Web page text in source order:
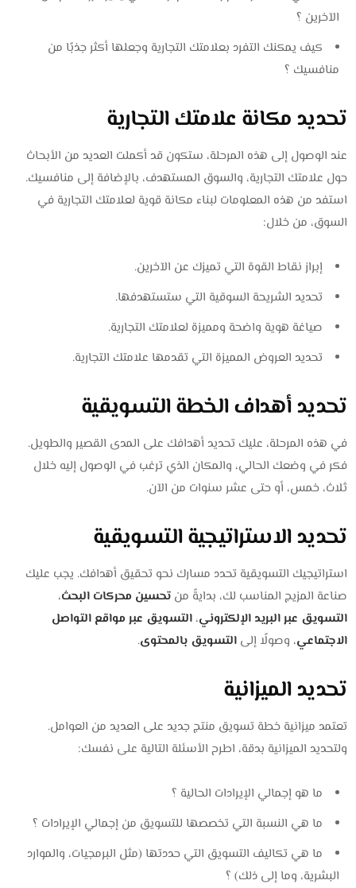
الآخرين ؟
كيف يمكنك التفرد بعلامتك التجارية وجعلها أكثر جذبًا من
منافسيك ؟
تحديد مكانة علامتك التجارية
عند الوصول إلى هذه المرحلة، ستكون قد أكملت العديد من الأبحاث
حول علامتك التجارية، والسوق المستهدف، بالإضافة إلى منافسيك.
استفد من هذه المعلومات لبناء مكانة قوية لعلامتك التجارية في
السوق، من خلال:
إبراز نقاط القوة التي تميزك عن الآخرين.
تحديد الشريحة السوقية التي ستستهدفها.
صياغة هوية واضحة ومميزة لعلامتك التجارية.
تحديد العروض المميزة التي تقدمها علامتك التجارية.
تحديد أهداف الخطة التسويقية
في هذه المرحلة، عليك تحديد أهدافك على المدى القصير والطويل.
فكر في وضعك الحالي، والمكان الذي ترغب في الوصول إليه خلال
ثلاث، خمس، أو حتى عشر سنوات من الآن.
تحديد الاستراتيجية التسويقية
استراتيجيك التسويقية تحدد مسارك نحو تحقيق أهدافك. يجب عليك
صناعة المزيج المناسب لك، بدايةً منتحسين محركات البحث،
التسويق عبر البريد الإلكتروني،التسويق عبر مواقع التواصل
الاجتماعي، وصولًا إلىالتسويق بالمحتوى.
تحديد الميزانية
تعتمد ميزانية خطة تسويق منتج جديد على العديد من العوامل.
ولتحديد الميزانية بدقة، اطرح الأسئلة التالية على نفسك:
ما هو إجمالي الإيرادات الحالية ؟
ما هي النسبة التي تخصصها للتسويق من إجمالي الإيرادات ؟
ما هي تكاليف التسويق التي حددتها (مثل البرمجيات، والموارد
البشرية، وما إلى ذلك) ؟